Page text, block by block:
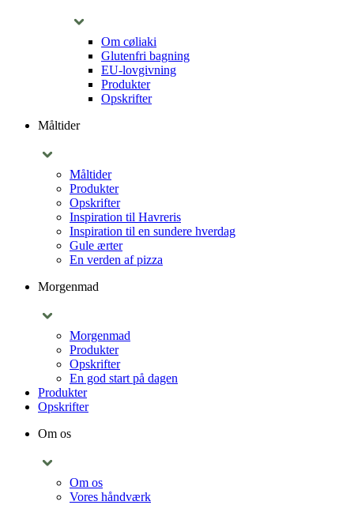
Om cøliaki
Glutenfri bagning
EU-lovgivning
Produkter
Opskrifter
Måltider
Måltider
Produkter
Opskrifter
Inspiration til Havreris
Inspiration til en sundere hverdag
Gule ærter
En verden af pizza
Morgenmad
Morgenmad
Produkter
Opskrifter
En god start på dagen
Produkter
Opskrifter
Om os
Om os
Vores håndværk